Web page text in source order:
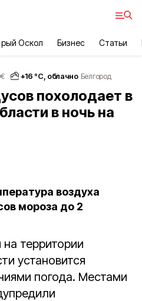
Оскол Бизнес Статьи
€ +16 °С, облачно Белгород
похолодает в
в ночь на
воздуха
мороза до 2
на территории
установится
погода. Местами